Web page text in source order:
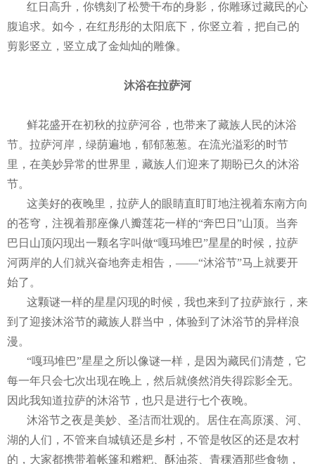
红日高升，你镌刻了松赞干布的身影，你雕琢过藏民的心
腹追求。如今，在红彤彤的太阳底下，你竖立着，把自己的
剪影竖立，竖立成了金灿灿的雕像。
沐浴在拉萨河
鲜花盛开在初秋的拉萨河谷，也带来了藏族人民的沐浴
节。拉萨河岸，绿荫遍地，郁郁葱葱。在流光溢彩的时节
里，在美妙异常的世界里，藏族人们迎来了期盼已久的沐浴
节。
这美好的夜晚里，拉萨人的眼睛直盯盯地注视着东南方向
的苍穹，注视着那座像八瓣莲花一样的“奔巴日”山顶。当奔
巴日山顶闪现出一颗名字叫做“嘎玛堆巴”星星的时候，拉萨
河两岸的人们就兴奋地奔走相告，——“沐浴节”马上就要开
始了。
这颗谜一样的星星闪现的时候，我也来到了拉萨旅行，来
到了迎接沐浴节的藏族人群当中，体验到了沐浴节的异样浪
漫。
“嘎玛堆巴”星星之所以像谜一样，是因为藏民们清楚，它
每一年只会七次出现在晚上，然后就倏然消失得踪影全无。
因此我知道拉萨的沐浴节，也只是进行七个夜晚。
沐浴节之夜是美妙、圣洁而壮观的。居住在高原溪、河、
湖的人们，不管来自城镇还是乡村，不管是牧区的还是农村
的，大家都携带着帐篷和糌粑、酥油茶、青稞酒那些食物，